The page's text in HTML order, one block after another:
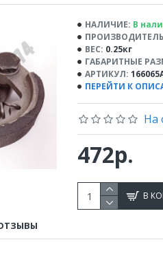
НАЛИЧИЕ: В
ВЕС: 0.25кг
ГАБАРИТНЫЕ
АРТИКУЛ:
ПЕРЕЙТИ К
На
472р.
В